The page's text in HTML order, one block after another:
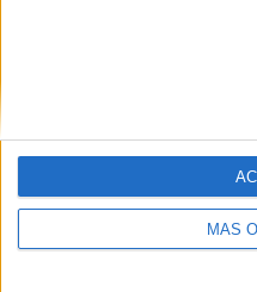
MÁS
email